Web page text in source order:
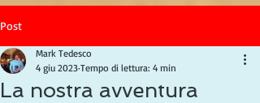
Post
La nostra avventura
Mark Tedesco
4 giu 2023 Tempo di lettura: 4 min